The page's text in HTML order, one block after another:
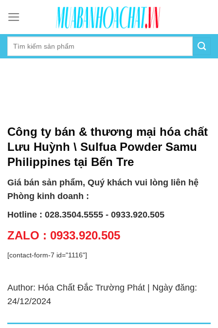
content
Công ty bán & thương mại hóa chất
Lưu Huỳnh \ Sulfua Powder Samu
Philippines tại Bến Tre
Giá bán sản phẩm, Quý khách vui lòng liên hệ
Phòng kinh doanh :
Hotline : 028.3504.5555 - 0933.920.505
ZALO : 0933.920.505
[contact-form-7 id="1116"]
Author: Hóa Chất Đắc Trường Phát | Ngày đăng:
24/12/2024